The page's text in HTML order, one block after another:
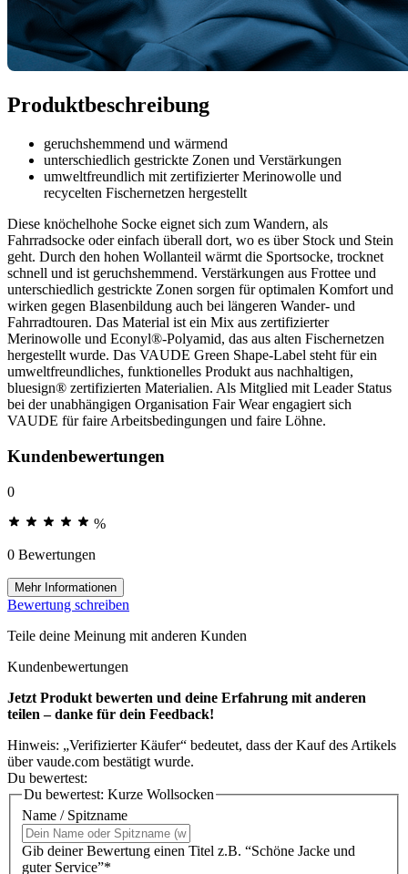
Produktbeschreibung
geruchshemmend und wärmend
unterschiedlich gestrickte Zonen und Verstärkungen
umweltfreundlich mit zertifizierter Merinowolle und
recycelten Fischernetzen hergestellt
Diese knöchelhohe Socke eignet sich zum Wandern, als
Fahrradsocke oder einfach überall dort, wo es über Stock und Stein
geht. Durch den hohen Wollanteil wärmt die Sportsocke, trocknet
schnell und ist geruchshemmend. Verstärkungen aus Frottee und
unterschiedlich gestrickte Zonen sorgen für optimalen Komfort und
wirken gegen Blasenbildung auch bei längeren Wander- und
Fahrradtouren. Das Material ist ein Mix aus zertifizierter
Merinowolle und Econyl®-Polyamid, das aus alten Fischernetzen
hergestellt wurde. Das VAUDE Green Shape-Label steht für ein
umweltfreundliches, funktionelles Produkt aus nachhaltigen,
bluesign® zertifizierten Materialien. Als Mitglied mit Leader Status
bei der unabhängigen Organisation Fair Wear engagiert sich
VAUDE für faire Arbeitsbedingungen und faire Löhne.
Kundenbewertungen
0
%
0 Bewertungen
Mehr Informationen
Bewertung schreiben
Teile deine Meinung mit anderen Kunden
Kundenbewertungen
Jetzt Produkt bewerten und deine Erfahrung mit anderen
teilen – danke für dein Feedback!
Hinweis: „Verifizierter Käufer“ bedeutet, dass der Kauf des Artikels
über vaude.com bestätigt wurde.
Du bewertest:
Du bewertest: Kurze Wollsocken
Name / Spitzname
Gib deiner Bewertung einen Titel z.B. “Schöne Jacke und
guter Service”*